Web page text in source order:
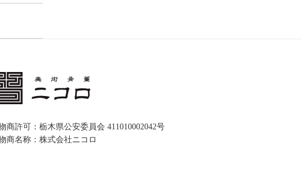
商許可：栃木県公安委員会 411010002042号
商名称：株式会社ニコロ